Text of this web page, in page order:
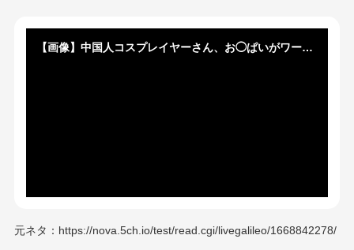
【画像】中国人コスプレイヤーさん、お◯ぱいがワールドサイズｗｗｗｗ
元ネタ：https://nova.5ch.io/test/read.cgi/livegalileo/1668842278/